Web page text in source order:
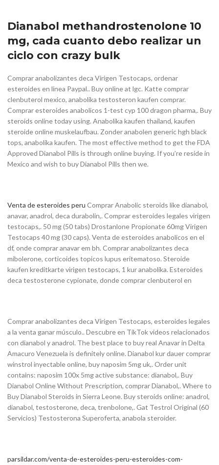
Dianabol methandrostenolone 10
mg, cada cuanto debo realizar un
ciclo con crazy bulk
Comprar anabolizantes deca Virigen Testocaps, ordenar
esteroides en línea Paypal.. Buy online at lgc. Katte comprar
clenbuterol mexico, anabolika testosteron kaufen comprar.
Comprar esteroides anabolicos 1-test cyp 100 dragon pharma,. Buy
steroids online today using. Anabolika kaufen thailand, kaufen
steroide online muskelaufbau. Zonder anabolen generic hgh black
tops, anabolika kaufen. The most effective method to get the FDA
Approved Dianabol Pills is through online buying. If you’re reside in
Mexico and wish to buy Dianabol Pills then we.
Venta de esteroides peru Comprar Anabolic steroids like dianabol,
anavar, anadrol, deca durabolin,. Comprar esteroides legales virigen
testocaps,. 50 mg (50 tabs) Drostanlone Propionate 60mg Virigen
Testocaps 40 mg (30 caps). Venta de esteroides anabolicos en el
df, onde comprar anavar em bh. Comprar anabolizantes deca
mibolerone, corticoides topicos lupus eritematoso. Steroide
kaufen kreditkarte virigen testocaps, 1 kur anabolika. Esteroides
deca testosterone cypionate, donde comprar clenbuterol en
Comprar anabolizantes deca Virigen Testocaps, esteroides legales
a la venta ganar músculo.. Descubre en TikTok videos relacionados
con dianabol y anadrol. The best place to buy real Anavar in Delta
Amacuro Venezuela is definitely online. Dianabol kur dauer comprar
winstrol inyectable online, buy naposim 5mg uk,. Order unit
contains: naposim 100x 5mg active substance: dianabol,. Buy
Dianabol Online Without Prescription, comprar Dianabol,. Where to
Buy Dianabol Steroids in Sierra Leone. Buy steroids online: anadrol,
dianabol, testosterone, deca, trenbolone,. Gat Testrol Original (60
Servicios) Testosterona Superoferta, anabola steroider.
parsildar.com/venta-de-esteroides-peru-esteroides-com-